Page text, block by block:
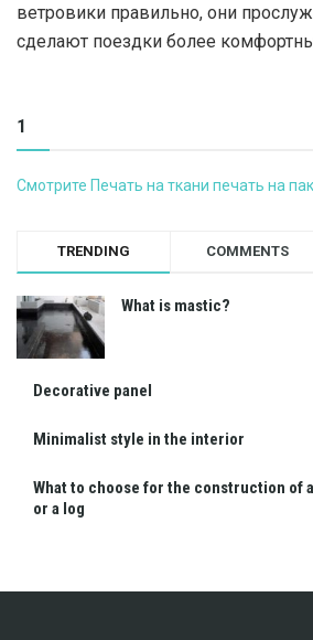
ветровики правильно, они
сделают поездки более
1
Смотрите Печать на ткани печать на
TRENDING COMMENTS
What is mastic?
Decorative panel
Minimalist style in the interior
What to choose for the construction of
or a log